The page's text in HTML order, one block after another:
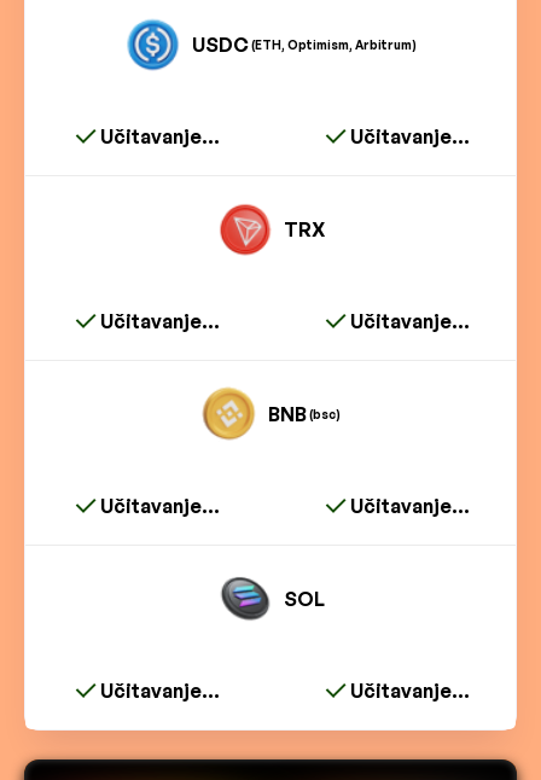
USDC(ETH, Optimism, Arbitrum)
Učitavanje... Učitavanje...
TRX
Učitavanje... Učitavanje...
BNB(bsc)
Učitavanje... Učitavanje...
SOL
Učitavanje... Učitavanje...